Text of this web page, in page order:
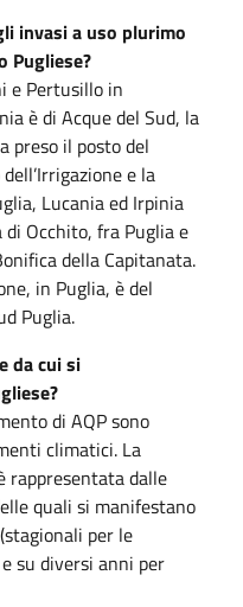
invasi a uso plurimo
Pugliese?
e Pertusillo in
è di Acque del Sud, la
preso il posto del
e la
Lucania ed Irpinia
di Occhito, fra Puglia e
della Capitanata.
in Puglia, è del
Puglia.
da cui si
di AQP sono
climatici. La
rappresentata dalle
quali si manifestano
per le
su diversi anni per